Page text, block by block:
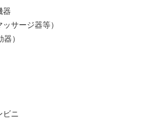
器
サージ器等）
）
ビニ